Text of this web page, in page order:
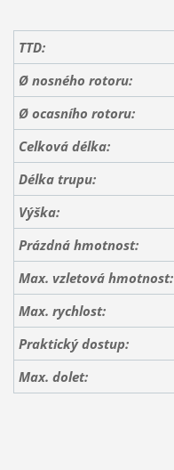
TTD:
Ø nosného rotoru:
Ø ocasního rotoru:
Celková délka:
Délka trupu:
Výška:
Prázdná hmotnost:
Max. vzletová hmotnost:
Max. rychlost:
Praktický dostup:
Max. dolet: